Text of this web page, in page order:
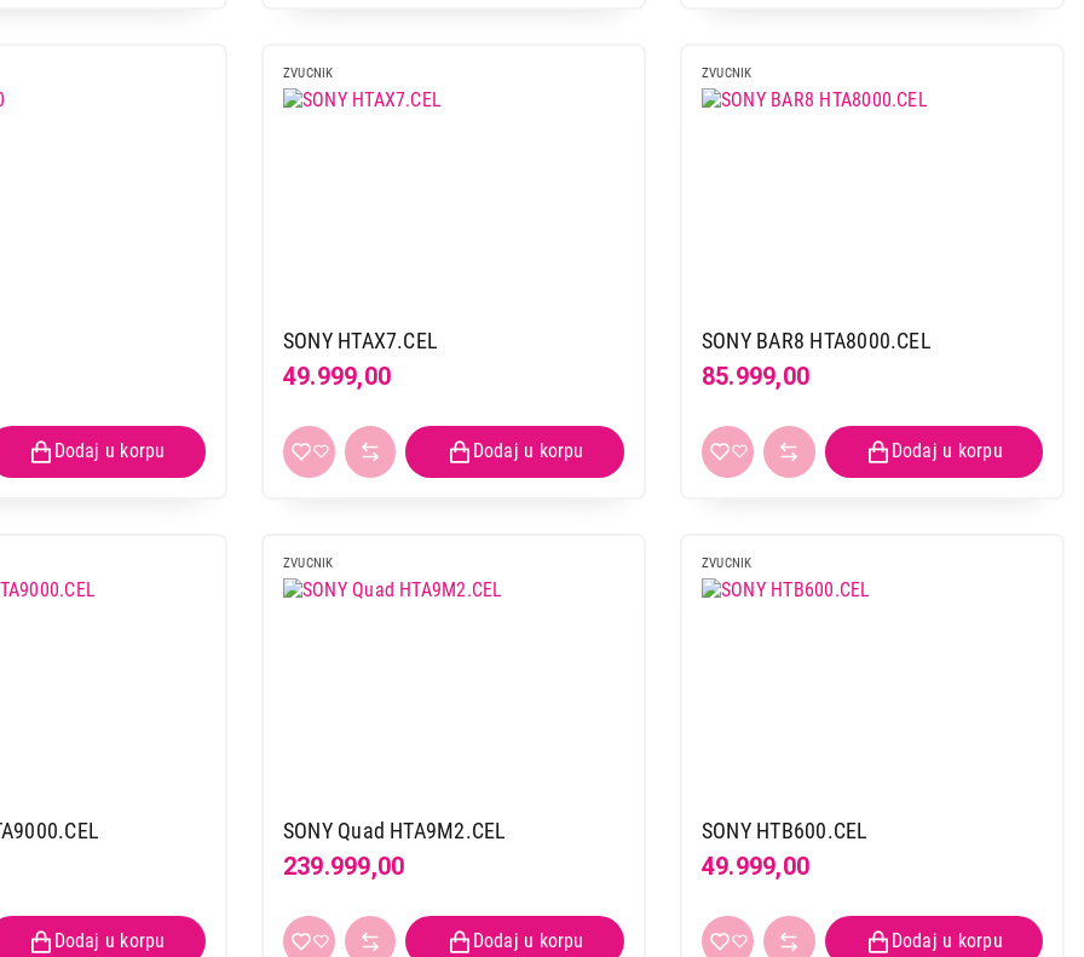
ZVUCNIK
SONY HTAX7.CEL
49.999,00
ZVUCNIK
SONY BAR8 HTA8000.CEL
85.999,00
ZVUCNIK
SONY Quad HTA9M2.CEL
239.999,00
ZVUCNIK
SONY HTB600.CEL
49.999,00